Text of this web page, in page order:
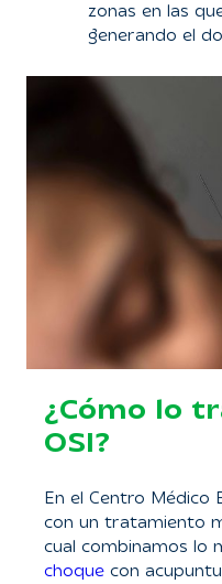
zonas en las
generando el
¿Cómo lo
OSI?
En el Centro Médico
con un tratamiento
cual combinamos lo
choque con